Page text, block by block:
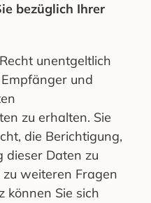
bezüglich Ihrer
unentgeltlich
und
zu erhalten. Sie
die Berichtigung,
dieser Daten zu
weiteren Fragen
können Sie sich